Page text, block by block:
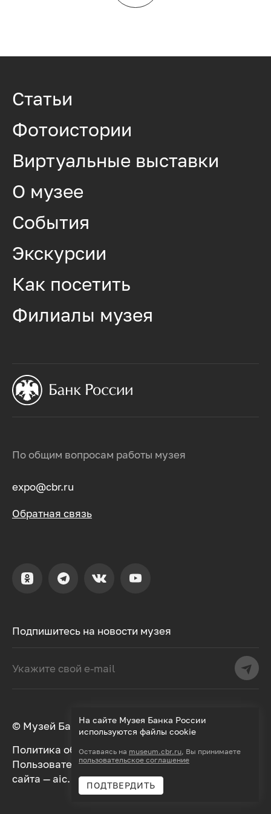
Подпишитесь на новости музея
По общим вопросам работы музея
expo@cbr.ru
Обратная связь
Статьи
Фотоистории
Виртуальные выставки
О музее
События
Экскурсии
Как посетить
Филиалы музея
© Музей Банка России, 2000–2026
Политика обработки персональных данных
Пользовательское соглашение
сайта — aic. Разработка —
На сайте Музея Банка России
используются файлы cookie
Оставаясь на museum.cbr.ru, Вы принимаете
пользовательское соглашение
ПОДТВЕРДИТЬ